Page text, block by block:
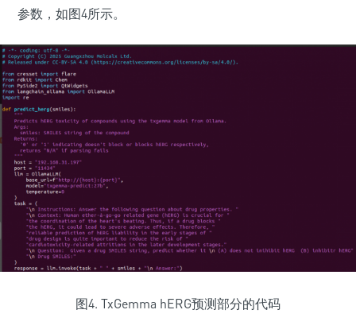
参数，如图4所示。
图4. TxGemma hERG预测部分的代码